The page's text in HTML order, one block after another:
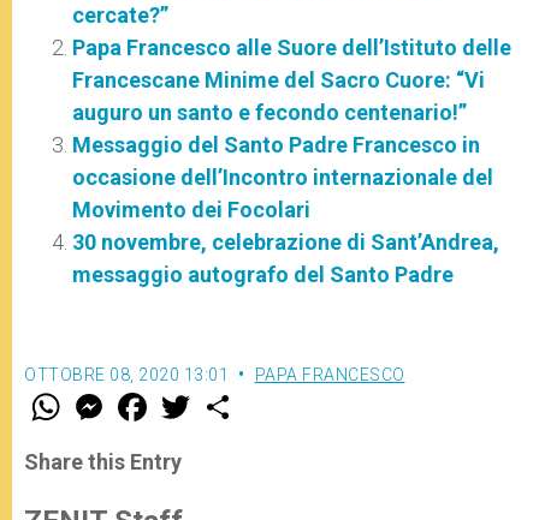
cercate?”
Papa Francesco alle Suore dell’Istituto delle
Francescane Minime del Sacro Cuore: “Vi
auguro un santo e fecondo centenario!”
Messaggio del Santo Padre Francesco in
occasione dell’Incontro internazionale del
Movimento dei Focolari
30 novembre, celebrazione di Sant’Andrea,
messaggio autografo del Santo Padre
OTTOBRE 08, 2020 13:01 PAPA FRANCESCO
W
t
s
p
M
e
s
e
g
F
a
e
b
o
w
Share this Entry